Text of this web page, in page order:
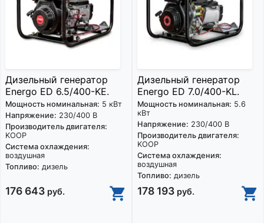
Дизельный генератор
Energo ED 6.5/400-KE.
Мощность номинальная: 5 кВт
Напряжение: 230/400 В
Производитель двигателя:
KOOP
Система охлаждения:
воздушная
Топливо: дизель
176 643 руб.
Дизельный генератор
Energo ED 7.0/400-KL.
Мощность номинальная: 5.6
кВт
Напряжение: 230/400 В
Производитель двигателя:
KOOP
Система охлаждения:
воздушная
Топливо: дизель
178 193 руб.